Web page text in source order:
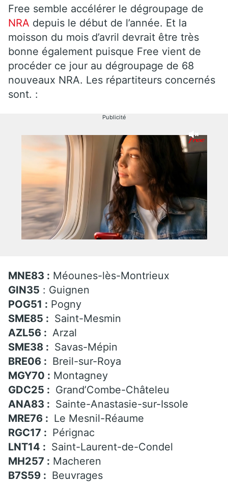
Free semble accélérer le dégroupage de
NRA depuis le début de l’année. Et la
moisson du mois d’avril devrait être très
bonne également puisque Free vient de
procéder ce jour au dégroupage de 68
nouveaux NRA. Les répartiteurs concernés
sont. :
Publicité
MNE83 : Méounes-lès-Montrieux
GIN35 : Guignen
POG51 : Pogny
SME85 : Saint-Mesmin
AZL56 : Arzal
SME38 : Savas-Mépin
BRE06 : Breil-sur-Roya
MGY70 : Montagney
GDC25 : Grand’Combe-Châteleu
ANA83 : Sainte-Anastasie-sur-Issole
MRE76 : Le Mesnil-Réaume
RGC17 : Pérignac
LNT14 : Saint-Laurent-de-Condel
MH257 : Macheren
B7S59 : Beuvrages